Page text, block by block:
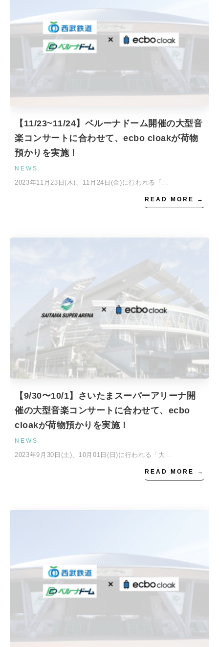
【11/23~11/24】ベルーナドーム開催の大型音
楽コンサートに合わせて、ecbo cloakが荷物
預かりを実施！
NEWS
2023年11月23日(木)、11月24日(金)に行われる「…
READ MORE →
【9/30〜10/1】さいたまスーパーアリーナ開
催の大型音楽コンサートに合わせて、ecbo
cloakが荷物預かりを実施！
NEWS
2023年9月30日(土)、10月01日(日)に行われる「大…
READ MORE →